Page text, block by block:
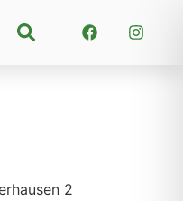
Suchen
2